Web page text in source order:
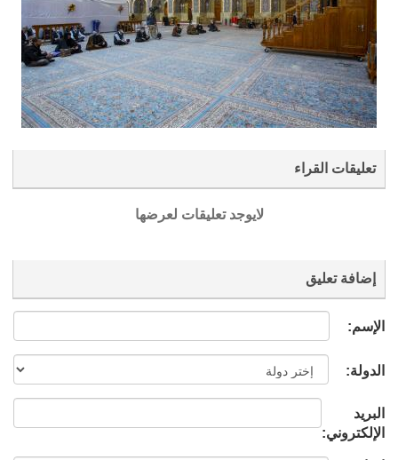
تعليقات القراء
لايوجد تعليقات لعرضها
إضافة تعليق
الإسم:
الدولة:
البريد
الإلكتروني: